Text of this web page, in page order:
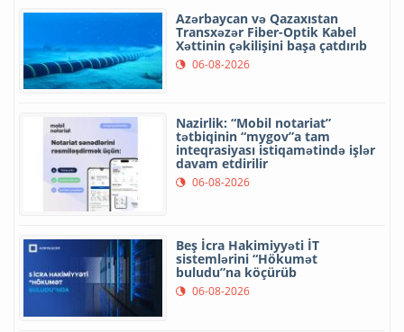
Azərbaycan və Qazaxıstan
Transxəzər Fiber-Optik Kabel
Xəttinin çəkilişini başa çatdırıb
06-08-2026
Nazirlik: “Mobil notariat”
tətbiqinin “mygov”a tam
inteqrasiyası istiqamətində işlər
davam etdirilir
06-08-2026
Beş İcra Hakimiyyəti İT
sistemlərini “Hökumət
buludu”na köçürüb
06-08-2026